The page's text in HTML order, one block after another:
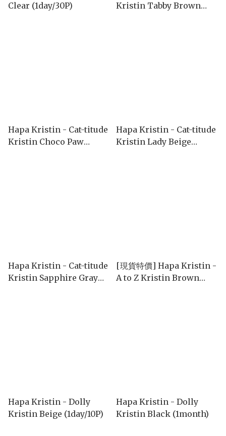
Clear (1day/30P)
Kristin Tabby Brown
Hapa Kristin - Cat-titude
Kristin Choco Paw
Hapa Kristin - Cat-titude
Kristin Lady Beige
Hapa Kristin - Cat-titude
Kristin Sapphire Gray
[現貨特價] Hapa Kristin -
A to Z Kristin Brown
Hapa Kristin - Dolly
Kristin Beige (1day/10P)
Hapa Kristin - Dolly
Kristin Black (1month)